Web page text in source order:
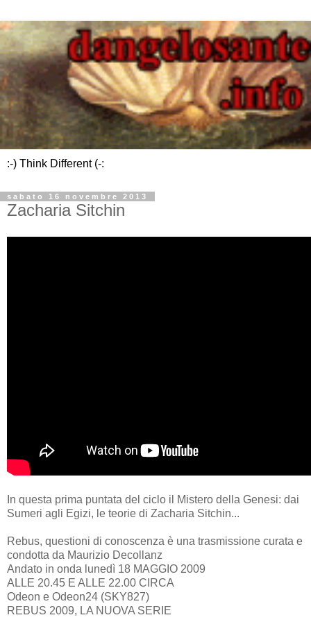
:-) Think Different (-:
sabato 16 novembre 2013
Zacharia Sitchin
In questa prima puntata del ciclo il Mistero della Genesi: dai
Sumeri agli Egizi, le teorie di Zacharia Sitchin...
Rebus, questioni di conoscenza è una trasmissione curata e
condotta da Maurizio Decollanz
Andato in onda lunedì 18 MAGGIO 2009
ALLE 20.45 E ALLE 22.00 CIRCA
Odeon e Odeon24 (SKY827)
REBUS 2009, LA NUOVA SERIE